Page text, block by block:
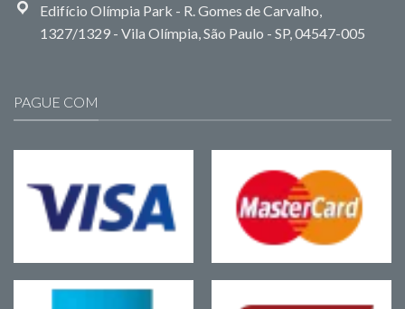
Edifício Olímpia Park - R. Gomes de Carvalho,
1327/1329 - Vila Olímpia, São Paulo - SP, 04547-005
PAGUE COM